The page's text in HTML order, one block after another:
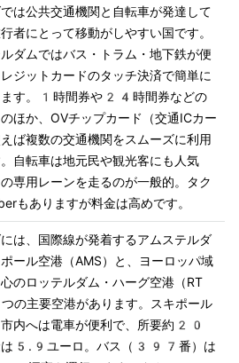
は公共交通機関と自転車が発達して
者にとって移動がしやすい国です。
ダムではバス・トラム・地下鉄が便
ジットカードのタッチ決済で簡単に
ます。1時間券や24時間券などの
ほか、OVチップカード（交通ICカー
えば複数の交通機関をスムーズに利用
自転車は地元民や観光客にも人気
専用レーンを走るのが一般的。タク
もありますが料金は高めです。
は、国際線が発着するアムステルダ
ール空港（AMS）と、ヨーロッパ域
のロッテルダム・ハーグ空港（RT
の主要空港があります。スキポール
市内へは電車が便利で、所要約20
は5.9ユーロ。バス（397番）は